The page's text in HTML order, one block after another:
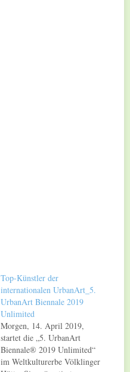
Top-Künstler der
internationalen UrbanArt_5.
UrbanArt Biennale 2019
Unlimited
Morgen, 14. April 2019,
startet die „5. UrbanArt
Biennale® 2019 Unlimited“
im Weltkulturerbe Völklinger